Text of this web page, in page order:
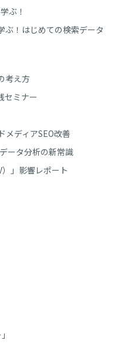
ぶ！
！はじめての検索データ
考え方
セミナー
メディアSEO改善
ータ分析の新常識
」影響レポート